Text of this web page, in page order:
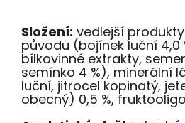
Složení: vedlejší
původu (bojínek luční 4,0
bílkovinné extrakty,
semínko 4 %), minerální
luční, jitrocel kopinatý,
obecný) 0,5 %,